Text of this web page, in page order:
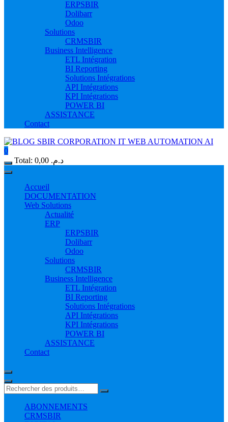
ERPSBIR
Dolibarr
Odoo
Solutions
CRMSBIR
Business Intelligence
ETL Intégration
BI Reporting
Solutions Intégrations
API Intégrations
KPI Intégrations
POWER BI
ASSISTANCE
Contact
0
Total:
د.م.
Accueil
DOCUMENTATION
Web Solutions
Actualité
ERP
ERPSBIR
Dolibarr
Odoo
Solutions
CRMSBIR
Business Intelligence
ETL Intégration
BI Reporting
Solutions Intégrations
API Intégrations
KPI Intégrations
POWER BI
ASSISTANCE
Contact
ABONNEMENTS
CRMSBIR